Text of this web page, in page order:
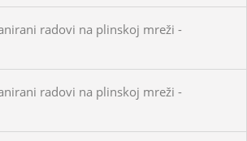
radovi na plinskoj mreži -
radovi na plinskoj mreži -